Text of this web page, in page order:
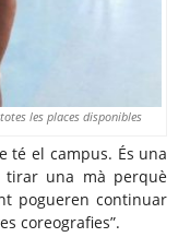
les places disponibles
té el campus. És una
tirar una mà perquè
pogueren continuar
coreografies”.